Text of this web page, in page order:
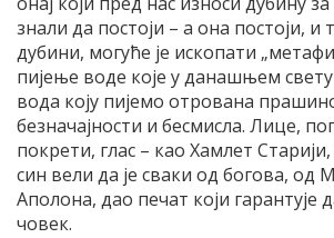
знали да постоји – а она постоји, и
дубини, могуће је ископати
пијење воде које у данашњем свету
вода коју пијемо отрована
безначајности и бесмисла. Лице,
покрети, глас – као Хамлет
син вели да је сваки од богова, од
Аполона, дао печат који гарантује
човек.